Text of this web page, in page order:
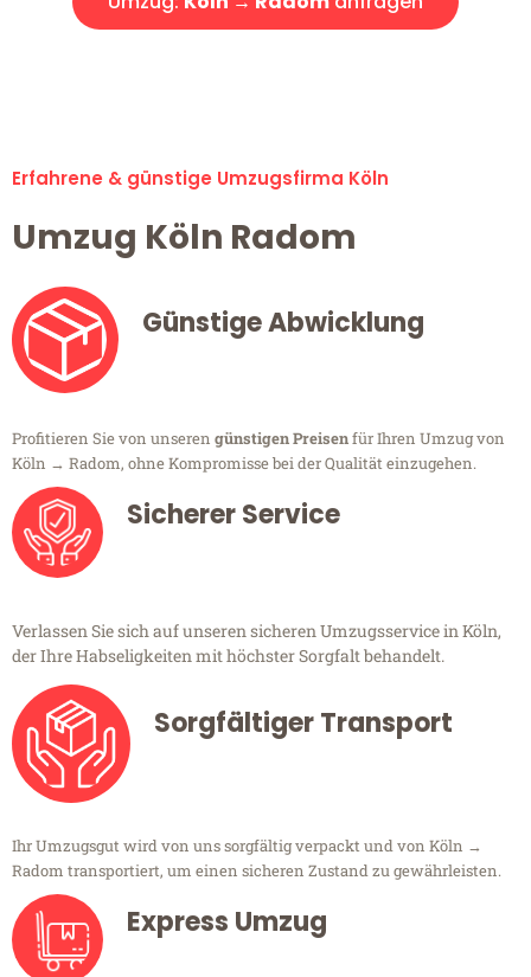
Erfahrene & günstige Umzugsfirma Köln
Umzug Köln Radom
Günstige Abwicklung
Profitieren Sie von unseren günstigen Preisenfür Ihren Umzug von
Köln → Radom, ohne Kompromisse bei der Qualität einzugehen.
Sicherer Service
Verlassen Sie sich auf unseren sicheren Umzugsservice in Köln,
der Ihre Habseligkeiten mit höchster Sorgfalt behandelt.
Sorgfältiger Transport
Ihr Umzugsgut wird von uns sorgfältig verpackt und von Köln →
Radom transportiert, um einen sicheren Zustand zu gewährleisten.
Express Umzug